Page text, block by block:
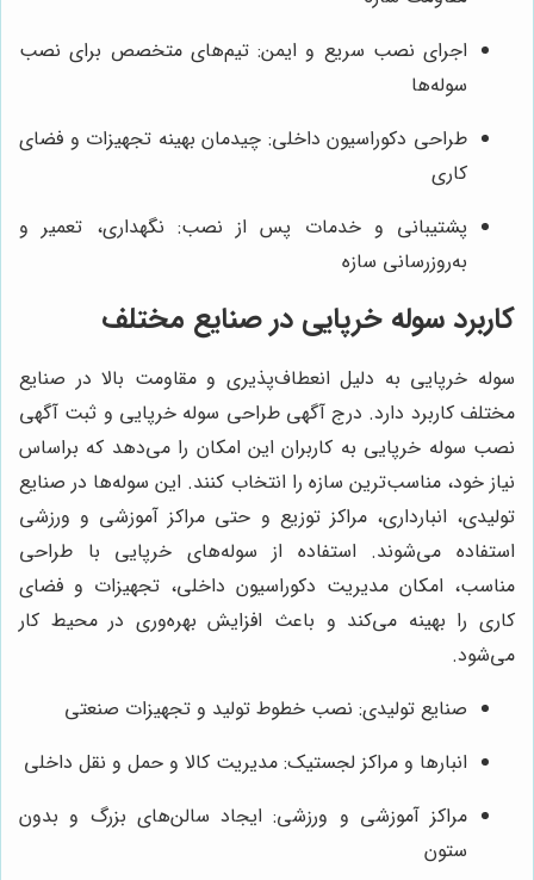
اجرای نصب سریع و ایمن: تیم‌های متخصص برای نصب
سوله‌ها
طراحی دکوراسیون داخلی: چیدمان بهینه تجهیزات و فضای
کاری
پشتیبانی و خدمات پس از نصب: نگهداری، تعمیر و
به‌روزرسانی سازه
کاربرد سوله خرپایی در صنایع مختلف
سوله خرپایی به دلیل انعطاف‌پذیری و مقاومت بالا در صنایع
مختلف کاربرد دارد. درج آگهی طراحی سوله خرپایی و ثبت آگهی
نصب سوله خرپایی به کاربران این امکان را می‌دهد که براساس
نیاز خود، مناسب‌ترین سازه را انتخاب کنند. این سوله‌ها در صنایع
تولیدی، انبارداری، مراکز توزیع و حتی مراکز آموزشی و ورزشی
استفاده می‌شوند. استفاده از سوله‌های خرپایی با طراحی
مناسب، امکان مدیریت دکوراسیون داخلی، تجهیزات و فضای
کاری را بهینه می‌کند و باعث افزایش بهره‌وری در محیط کار
می‌شود.
صنایع تولیدی: نصب خطوط تولید و تجهیزات صنعتی
انبارها و مراکز لجستیک: مدیریت کالا و حمل و نقل داخلی
مراکز آموزشی و ورزشی: ایجاد سالن‌های بزرگ و بدون
ستون